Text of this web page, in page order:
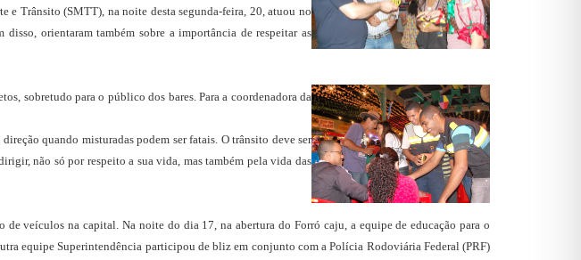
e Trânsito (SMTT), na noite desta segunda-feira, 20, atuou no
orientaram também sobre a importância de respeitar as
sobretudo para o público dos bares. Para a coordenadora da
quando misturadas podem ser fatais. O trânsito deve ser
não só por respeito a sua vida, mas também pela vida das
veículos na capital. Na noite do dia 17, na abertura do Forró caju, a equipe de educação para o
equipe Superintendência participou de bliz em conjunto com a Polícia Rodoviária Federal (PRF)